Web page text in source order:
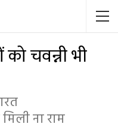
को चवन्नी भी
मिली ना राम